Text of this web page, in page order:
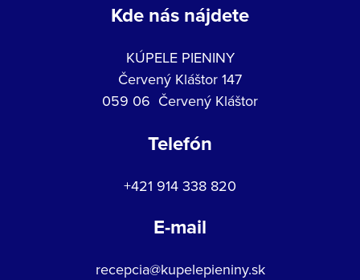
Kde nás nájdete
KÚPELE PIENINY
Červený Kláštor 147
059 06 Červený Kláštor
Telefón
+421 914 338 820
E-mail
recepcia@kupelepieniny.sk